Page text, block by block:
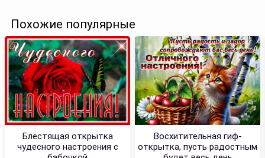
Похожие популярные
Блестящая открытка
чудесного настроения с
Восхитительная гиф-
открытка, пусть радостным